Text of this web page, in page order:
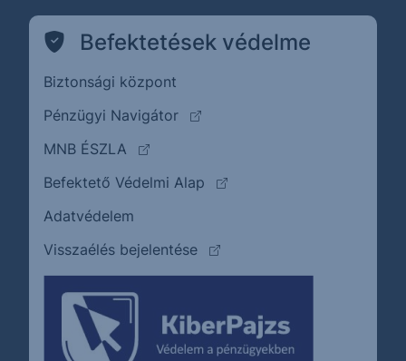
Befektetések védelme
Biztonsági központ
Pénzügyi Navigátor
(külső oldalra ugrik)
MNB ÉSZLA
(külső oldalra ugrik)
Befektető Védelmi Alap
(külső oldalra ugrik)
Adatvédelem
Visszaélés bejelentése
(külső oldalra ugrik)